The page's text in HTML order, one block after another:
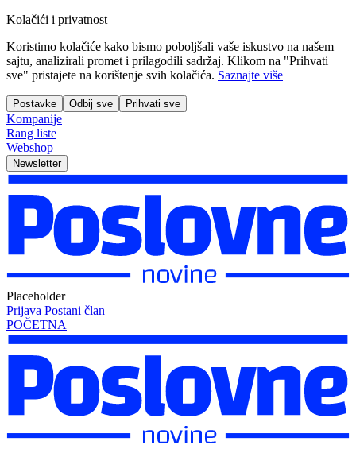
Kolačići i privatnost
Koristimo kolačiće kako bismo poboljšali vaše iskustvo na našem
sajtu, analizirali promet i prilagodili sadržaj. Klikom na "Prihvati
sve" pristajete na korištenje svih kolačića. Saznajte više
Postavke Odbij sve Prihvati sve
Kompanije
Rang liste
Webshop
Newsletter
Placeholder
Prijava Postani član
POČETNA